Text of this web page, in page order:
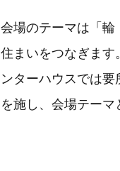
会場のテーマは「輪
住まいをつなぎます
ンターハウスでは
を施し、会場テーマ